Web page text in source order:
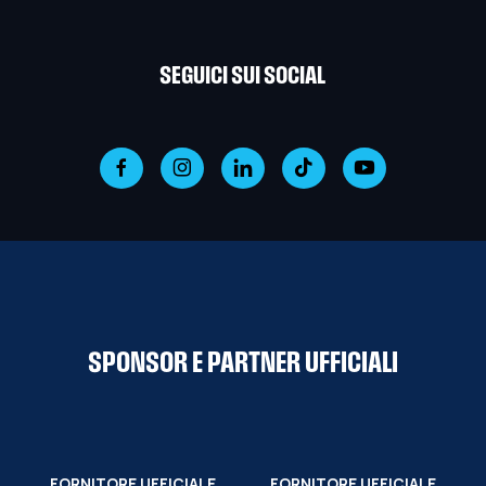
SEGUICI SUI SOCIAL
SPONSOR E PARTNER UFFICIALI